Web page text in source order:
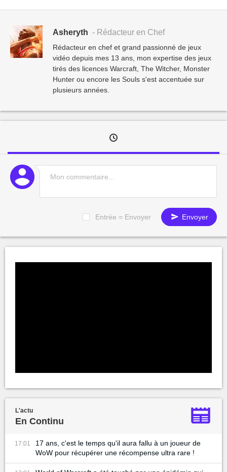
Asheryth - Rédacteur en Chef
Rédacteur en chef et grand passionné de jeux
vidéo depuis mes 13 ans, mon expertise des jeux
tirés des licences Warcraft, The Witcher, Monster
Hunter ou encore les Souls s'est accentuée sur
plusieurs années.
Entrée = Envoyer Envoyer
L'actu
En Continu
17:01
17 ans, c'est le temps qu'il aura fallu à un joueur de
WoW pour récupérer une récompense ultra rare !